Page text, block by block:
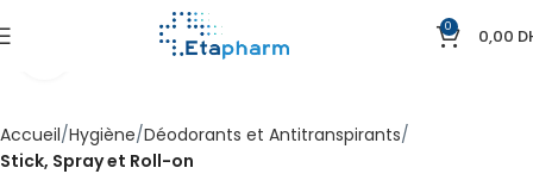
0 0,00
Accueil Hygiène Déodorants et Antitranspirants
Stick, Spray et Roll-on